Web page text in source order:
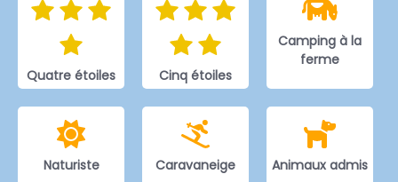
Quatre étoiles Cinq étoiles
Camping à la
ferme
Naturiste Caravaneige Animaux admis